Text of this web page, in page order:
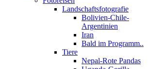
Landschaftsfotografie
Bolivien-Chile-
Argentinien
Iran
Bald im Programm..
Tiere
Nepal-Rote Pandas